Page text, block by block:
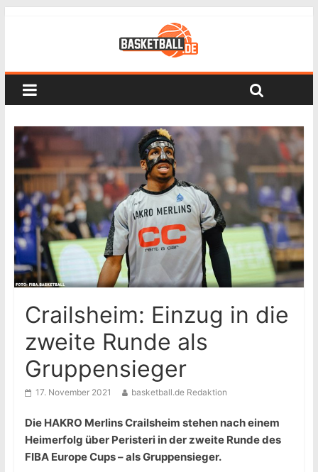
Crailsheim: Einzug in die
zweite Runde als
Gruppensieger
17. November 2021 basketball.de Redaktion
Die HAKRO Merlins Crailsheim stehen nach einem
Heimerfolg über Peristeri in der zweite Runde des
FIBA Europe Cups – als Gruppensieger.